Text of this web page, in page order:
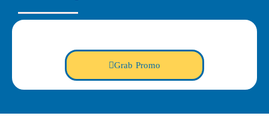
Grab Promo